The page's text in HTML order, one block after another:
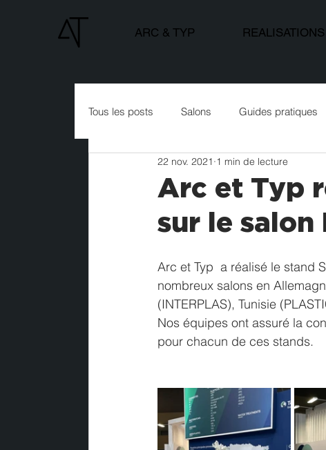
ARC & TYP REALISATIONS
Tous les posts Salons Guides pratiques
Arc et Typ
sur le salon
22 nov. 2021 1 min de lecture
Arc et Typ  a réalisé le stand
nombreux salons en
(INTERPLAS), Tunisie
Nos équipes ont assuré la
pour chacun de ces stands.